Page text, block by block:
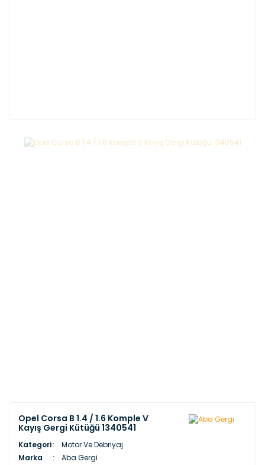
Opel Corsa B 1.4 / 1.6 Komple V
Kayış Gergi Kütüğü 1340541
Kategori
Motor Ve Debriyaj
Marka
Aba Gergi